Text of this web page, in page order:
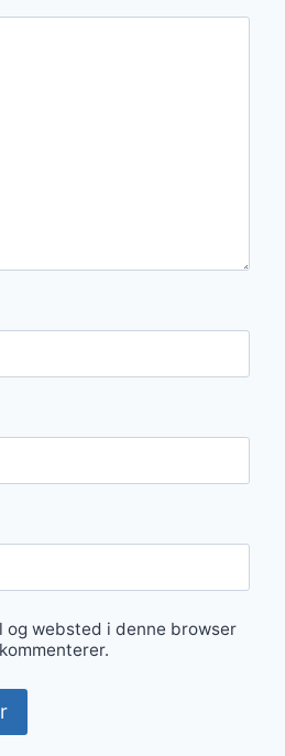
og websted i denne browser